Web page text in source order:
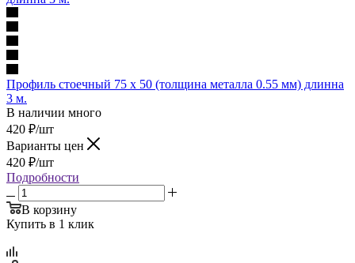
Профиль стоечный 75 x 50 (толщина металла 0.55 мм) длинна
3 м.
В наличии много
420 ₽/шт
Варианты цен
420 ₽/шт
Подробности
В корзину
Купить в 1 клик